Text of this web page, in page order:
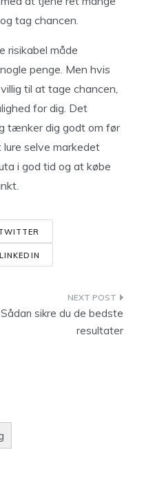
tag chancen.
risikabel måde
penge. Men hvis
til at tage chancen,
for dig. Det
tænker dig godt om før
selve markedet
i god tid og at købe
LINKEDIN
Sådan sikre du de bedste
resultater